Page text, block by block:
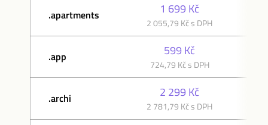
.apartments 1 699 Kč
2 055,79 Kč s DPH
.app 599 Kč
724,79 Kč s DPH
.archi 2 299 Kč
2 781,79 Kč s DPH